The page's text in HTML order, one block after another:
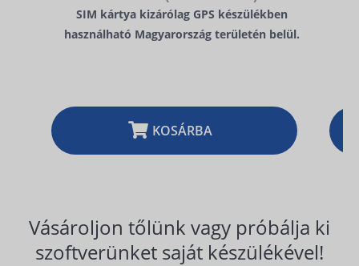
SIM kártya kizárólag GPS készülékben
használható Magyarország területén belül.
KOSÁRBA
Vásároljon tőlünk vagy próbálja ki
szoftverünket saját készülékével!